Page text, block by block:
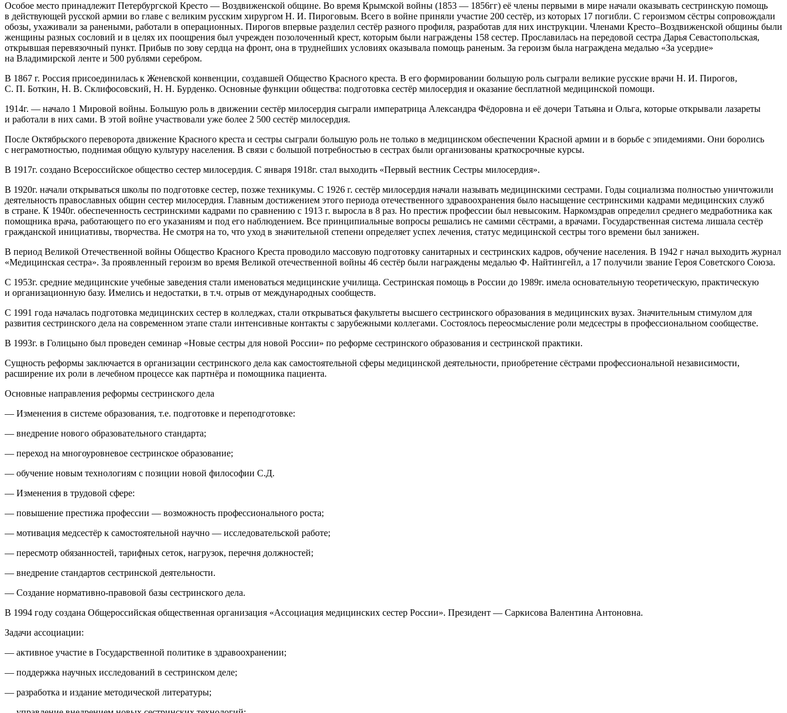
Особое место принадлежит Петербургской Кресто — Воздвиженской общине. Во время Крымской войны (1853 — 1856гг) её члены первыми в мире начали оказывать сестринскую помощь
в действующей русской армии во главе с великим русским хирургом Н. И. Пироговым. Всего в войне приняли участие 200 сестёр, из которых 17 погибли. С героизмом сёстры сопровождали
обозы, ухаживали за ранеными, работали в операционных. Пирогов впервые разделил сестёр разного профиля, разработав для них инструкции. Членами Кресто–Воздвиженской общины были
женщины разных сословий и в целях их поощрения был учрежден позолоченный крест, которым были награждены 158 сестер. Прославилась на передовой сестра Дарья Севастопольская,
открывшая перевязочный пункт. Прибыв по зову сердца на фронт, она в труднейших условиях оказывала помощь раненым. За героизм была награждена медалью «За усердие»
на Владимирской ленте и 500 рублями серебром.
В 1867 г. Россия присоединилась к Женевской конвенции, создавшей Общество Красного креста. В его формировании большую роль сыграли великие русские врачи Н. И. Пирогов,
С. П. Боткин, Н. В. Склифосовский, Н. Н. Бурденко. Основные функции общества: подготовка сестёр милосердия и оказание бесплатной медицинской помощи.
1914г. — начало 1 Мировой войны. Большую роль в движении сестёр милосердия сыграли императрица Александра Фёдоровна и её дочери Татьяна и Ольга, которые открывали лазареты
и работали в них сами. В этой войне участвовали уже более 2 500 сестёр милосердия.
После Октябрьского переворота движение Красного креста и сестры сыграли большую роль не только в медицинском обеспечении Красной армии и в борьбе с эпидемиями. Они боролись
с неграмотностью, поднимая общую культуру населения. В связи с большой потребностью в сестрах были организованы краткосрочные курсы.
В 1917г. создано Всероссийское общество сестер милосердия. С января 1918г. стал выходить «Первый вестник Сестры милосердия».
В 1920г. начали открываться школы по подготовке сестер, позже техникумы. С 1926 г. сестёр милосердия начали называть медицинскими сестрами. Годы социализма полностью уничтожили
деятельность православных общин сестер милосердия. Главным достижением этого периода отечественного здравоохранения было насыщение сестринскими кадрами медицинских служб
в стране. К 1940г. обеспеченность сестринскими кадрами по сравнению с 1913 г. выросла в 8 раз. Но престиж профессии был невысоким. Наркомздрав определил среднего медработника как
помощника врача, работающего по его указаниям и под его наблюдением. Все принципиальные вопросы решались не самими сёстрами, а врачами. Государственная система лишала сестёр
гражданской инициативы, творчества. Не смотря на то, что уход в значительной степени определяет успех лечения, статус медицинской сестры того времени был занижен.
В период Великой Отечественной войны Общество Красного Креста проводило массовую подготовку санитарных и сестринских кадров, обучение населения. В 1942 г начал выходить журнал
«Медицинская сестра». За проявленный героизм во время Великой отечественной войны 46 сестёр были награждены медалью Ф. Найтингейл, а 17 получили звание Героя Советского Союза.
С 1953г. средние медицинские учебные заведения стали именоваться медицинские училища. Сестринская помощь в России до 1989г. имела основательную теоретическую, практическую
и организационную базу. Имелись и недостатки, в т.ч. отрыв от международных сообществ.
С 1991 года началась подготовка медицинских сестер в колледжах, стали открываться факультеты высшего сестринского образования в медицинских вузах. Значительным стимулом для
развития сестринского дела на современном этапе стали интенсивные контакты с зарубежными коллегами. Состоялось переосмысление роли медсестры в профессиональном сообществе.
В 1993г. в Голицыно был проведен семинар «Новые сестры для новой России» по реформе сестринского образования и сестринской практики.
Сущность реформы заключается в организации сестринского дела как самостоятельной сферы медицинской деятельности, приобретение сёстрами профессиональной независимости,
расширение их роли в лечебном процессе как партнёра и помощника пациента.
Основные направления реформы сестринского дела
— Изменения в системе образования, т.е. подготовке и переподготовке:
— внедрение нового образовательного стандарта;
— переход на многоуровневое сестринское образование;
— обучение новым технологиям с позиции новой философии С.Д.
— Изменения в трудовой сфере:
— повышение престижа профессии — возможность профессионального роста;
— мотивация медсестёр к самостоятельной научно — исследовательской работе;
— пересмотр обязанностей, тарифных сеток, нагрузок, перечня должностей;
— внедрение стандартов сестринской деятельности.
— Создание нормативно-правовой базы сестринского дела.
В 1994 году создана Общероссийская общественная организация «Ассоциация медицинских сестер России». Президент — Саркисова Валентина Антоновна.
Задачи ассоциации:
— активное участие в Государственной политике в здравоохранении;
— поддержка научных исследований в сестринском деле;
— разработка и издание методической литературы;